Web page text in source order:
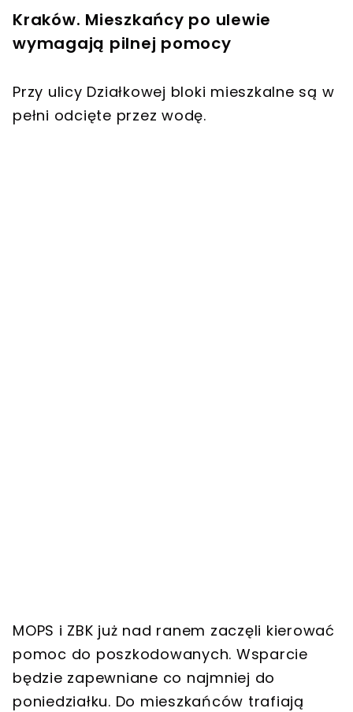
Kraków. Mieszkańcy po ulewie
wymagają pilnej pomocy
Przy ulicy Działkowej bloki mieszkalne są w
pełni odcięte przez wodę.
MOPS i ZBK już nad ranem zaczęli kierować
pomoc do poszkodowanych. Wsparcie
będzie zapewniane co najmniej do
poniedziałku. Do mieszkańców trafiają